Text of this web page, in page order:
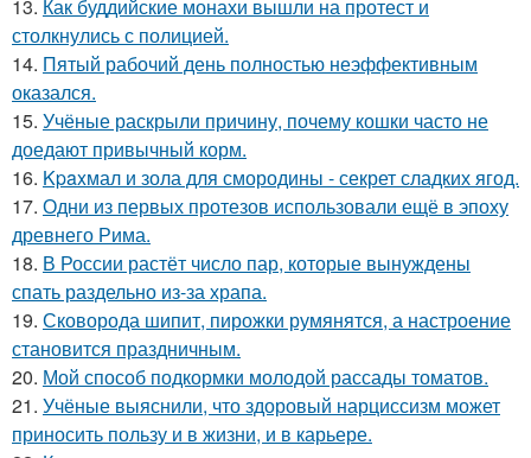
13. Как буддийские монахи вышли на протест и
столкнулись с полицией.
14. Пятый рабочий день полностью неэффективным
оказался.
15. Учёные раскрыли причину, почему кошки часто не
доедают привычный корм.
16. Kpaxмал и зола для смородины - секрет сладких ягод.
17. Одни из первых протезов использовали ещё в эпоху
древнего Рима.
18. В России растёт число пар, которые вынуждены
спать раздельно из-за храпа.
19. Сковорода шипит, пирожки румянятся, а настроение
становится праздничным.
20. Мой способ подкормки молодой рассады томатов.
21. Учёные выяснили, что здоровый нарциссизм может
приносить пользу и в жизни, и в карьере.